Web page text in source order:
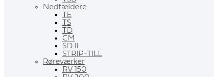
Nedfældere
TE
TS
TD
CM
SD II
STRIP-TILL
Røreværker
RV 150